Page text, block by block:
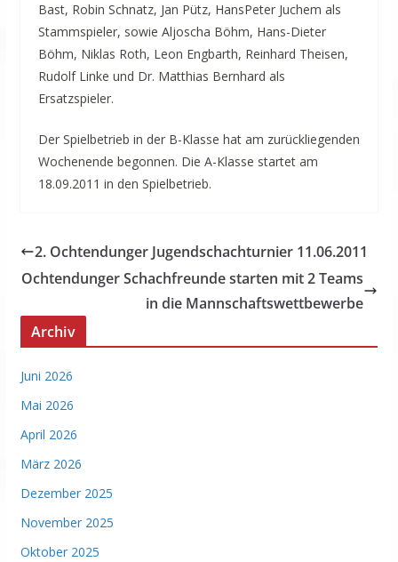
Bast, Robin Schnatz, Jan Pütz, HansPeter Juchem als
Stammspieler, sowie Aljoscha Böhm, Hans-Dieter
Böhm, Niklas Roth, Leon Engbarth, Reinhard Theisen,
Rudolf Linke und Dr. Matthias Bernhard als
Ersatzspieler.
Der Spielbetrieb in der B-Klasse hat am zurückliegenden
Wochenende begonnen. Die A-Klasse startet am
18.09.2011 in den Spielbetrieb.
2. Ochtendunger Jugendschachturnier 11.06.2011
Ochtendunger Schachfreunde starten mit 2 Teams
in die Mannschaftswettbewerbe
Archiv
Juni 2026
Mai 2026
April 2026
März 2026
Dezember 2025
November 2025
Oktober 2025